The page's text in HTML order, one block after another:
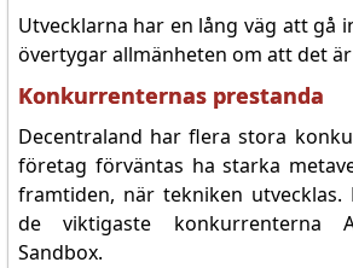
Utvecklarna har en lång väg att gå
övertygar allmänheten om att det
Konkurrenternas prestanda
Decentraland har flera stora
företag förväntas ha starka
framtiden, när tekniken utvecklas.
de viktigaste konkurrenterna
Sandbox.